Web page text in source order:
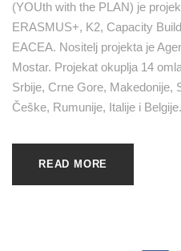
(YOUth with the PLAN) je
ERASMUS+, K2, Capacity
EACEA. Nositelj projekta je
Mostar. Projekat okuplja 14
Srbije, Crne Gore, Makedonije,
Češke, Rumunije, Italije i
READ MORE